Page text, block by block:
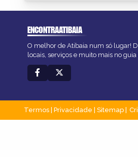
ENCONTRAATIBAIA
O melhor de Atibaia num só lugar!
locais, serviços e muito mais no guia
Termos Privacidade Sitemap